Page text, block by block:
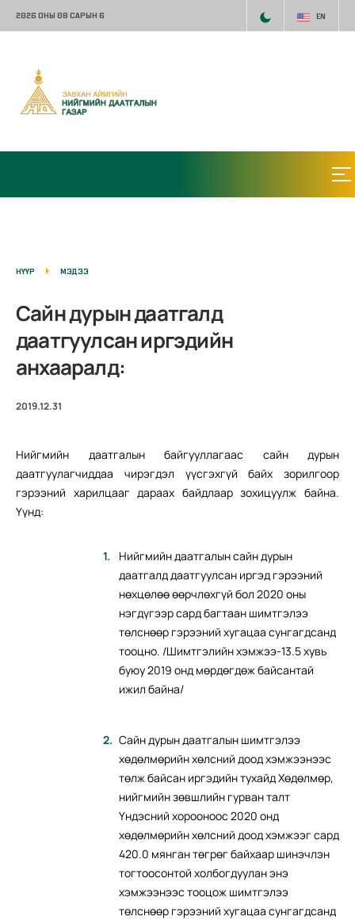
2026 ОНЫ 08 САРЫН 6 EN
НҮҮР МЭДЭЭ
Сайн дурын даатгалд
даатгуулсан иргэдийн
анхааралд:
2019.12.31
Нийгмийн даатгалын байгууллагаас сайн дурын
даатгуулагчиддаа чирэгдэл үүсгэхгүй байх зорилгоор
гэрээний харилцааг дараах байдлаар зохицуулж байна.
Үүнд:
Нийгмийн даатгалын сайн дурын
даатгалд даатгуулсан иргэд гэрээний
нөхцөлөө өөрчлөхгүй бол 2020 оны
нэгдүгээр сард багтаан шимтгэлээ
төлснөөр гэрээний хугацаа сунгагдсанд
тооцно. /Шимтгэлийн хэмжээ-13.5 хувь
буюу 2019 онд мөрдөгдөж байсантай
ижил байна/
Сайн дурын даатгалын шимтгэлээ
хөдөлмөрийн хөлсний доод хэмжээнээс
төлж байсан иргэдийн тухайд Хөдөлмөр,
нийгмийн зөвшлийн гурван талт
Үндэсний хорооноос 2020 онд
хөдөлмөрийн хөлсний доод хэмжээг сард
420.0 мянган төгрөг байхаар шинэчлэн
тогтоосонтой холбогдуулан энэ
хэмжээнээс тооцож шимтгэлээ
төлснөөр гэрээний хугацаа сунгагдсанд